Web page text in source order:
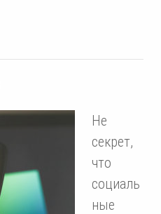
Не
секрет,
что
социаль
ные